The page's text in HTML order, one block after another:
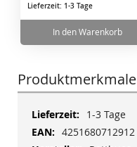
Lieferzeit: 1-3 Tage
In den Warenkorb
Produktmerkmale
Mehr
Informationen
1-3 Tage
4251680712912